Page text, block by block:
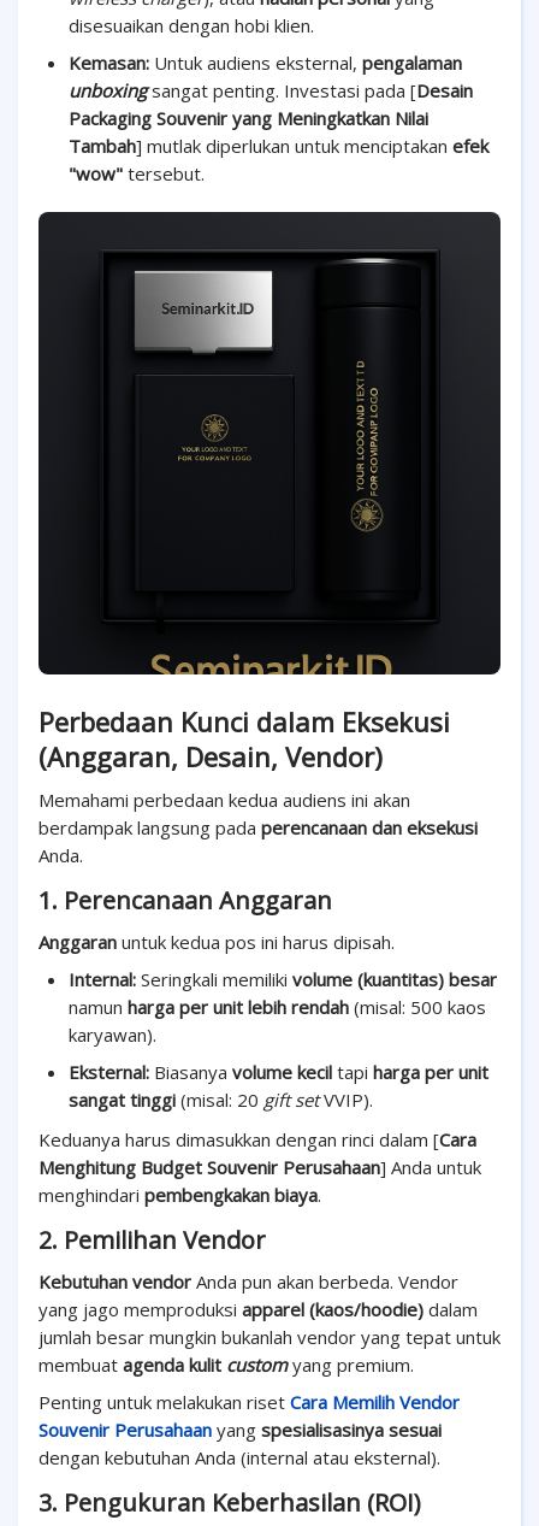
disesuaikan dengan hobi klien.
Kemasan: Untuk audiens eksternal, pengalaman
unboxingsangat penting. Investasi pada [Desain
Packaging Souvenir yang Meningkatkan Nilai
Tambah] mutlak diperlukan untuk menciptakan efek
"wow" tersebut.
Perbedaan Kunci dalam Eksekusi
(Anggaran, Desain, Vendor)
Memahami perbedaan kedua audiens ini akan
berdampak langsung pada perencanaan dan eksekusi
Anda.
1. Perencanaan Anggaran
Anggaran untuk kedua pos ini harus dipisah.
Internal: Seringkali memiliki volume (kuantitas) besar
namun harga per unit lebih rendah (misal: 500 kaos
karyawan).
Eksternal: Biasanya volume kecil tapi harga per unit
sangat tinggi (misal: 20 gift setVVIP).
Keduanya harus dimasukkan dengan rinci dalam [Cara
Menghitung Budget Souvenir Perusahaan] Anda untuk
menghindari pembengkakan biaya.
2. Pemilihan Vendor
Kebutuhan vendor Anda pun akan berbeda. Vendor
yang jago memproduksi apparel (kaos/hoodie) dalam
jumlah besar mungkin bukanlah vendor yang tepat untuk
membuat agenda kulit customyang premium.
Penting untuk melakukan riset Cara Memilih Vendor
Souvenir Perusahaan yang spesialisasinya sesuai
dengan kebutuhan Anda (internal atau eksternal).
3. Pengukuran Keberhasilan (ROI)